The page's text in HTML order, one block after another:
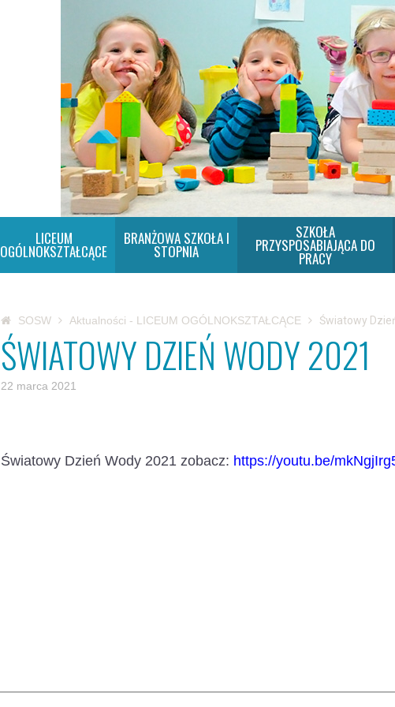
LICEUM
OGÓLNOKSZTAŁCĄCE
BRANŻOWA SZKOŁA I
STOPNIA
SZKOŁA
PRZYSPOSABIAJĄCA DO
PRACY
SOSW Aktualności - LICEUM OGÓLNOKSZTAŁCĄCE Światowy
ŚWIATOWY DZIEŃ WODY 2021
22 marca 2021
Światowy Dzień Wody 2021 zobacz: https://youtu.be/